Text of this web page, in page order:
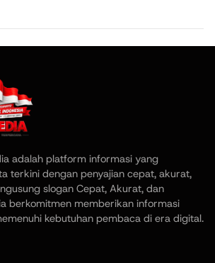
adalah platform informasi yang
terkini dengan penyajian cepat, akurat,
slogan Cepat, Akurat, dan
berkomitmen memberikan informasi
kebutuhan pembaca di era digital.